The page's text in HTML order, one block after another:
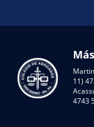
11)
4743